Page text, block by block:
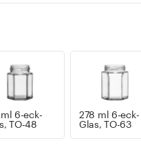
ml 6-eck-
TO-48
278 ml 6-eck-
Glas, TO-63